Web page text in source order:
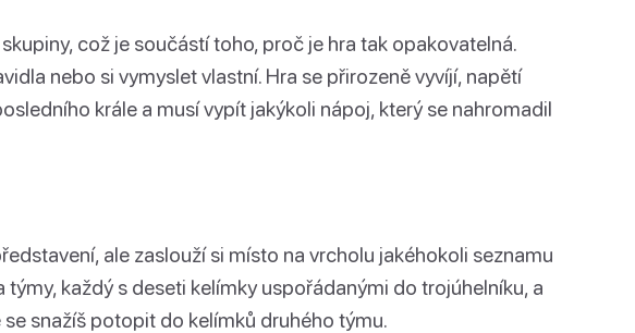
což je součástí toho, proč je hra tak opakovatelná.
nebo si vymyslet vlastní. Hra se přirozeně vyvíjí, napětí
krále a musí vypít jakýkoli nápoj, který se nahromadil
ale zaslouží si místo na vrcholu jakéhokoli seznamu
týmy, každý s deseti kelímky uspořádanými do trojúhelníku, a
snažíš potopit do kelímků druhého týmu.